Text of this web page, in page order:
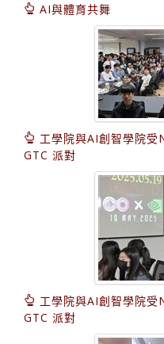
AI與體育共舞
工學院與AI創智學院
GTC 派對
工學院與AI創智學院
GTC 派對